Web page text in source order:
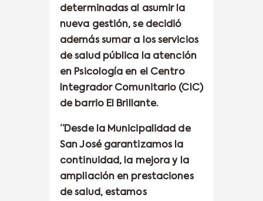
determinadas al asumir la
nueva gestión, se decidió
además sumar a los servicios
de salud pública la atención
en Psicología en el Centro
Integrador Comunitario (CIC)
de barrio El Brillante.
“Desde la Municipalidad de
San José garantizamos la
continuidad, la mejora y la
ampliación en prestaciones
de salud, estamos